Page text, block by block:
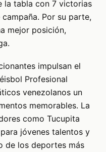
la tabla con 7 victorias
Por su parte,
mejor posición,
impulsan el
Profesional
venezolanos un
memorables. La
como Tucupita
jóvenes talentos y
de los deportes más